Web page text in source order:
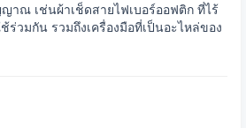
าณ เช่นผ้าเช็ดสายไฟเบอร์ออฟติก ที่ไร้
วมกัน รวมถึงเครื่องมือที่เป็นอะไหล่ของ